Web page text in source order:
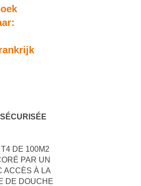
DE 100M2
PAR UN
ACCÈS À LA
DE DOUCHE